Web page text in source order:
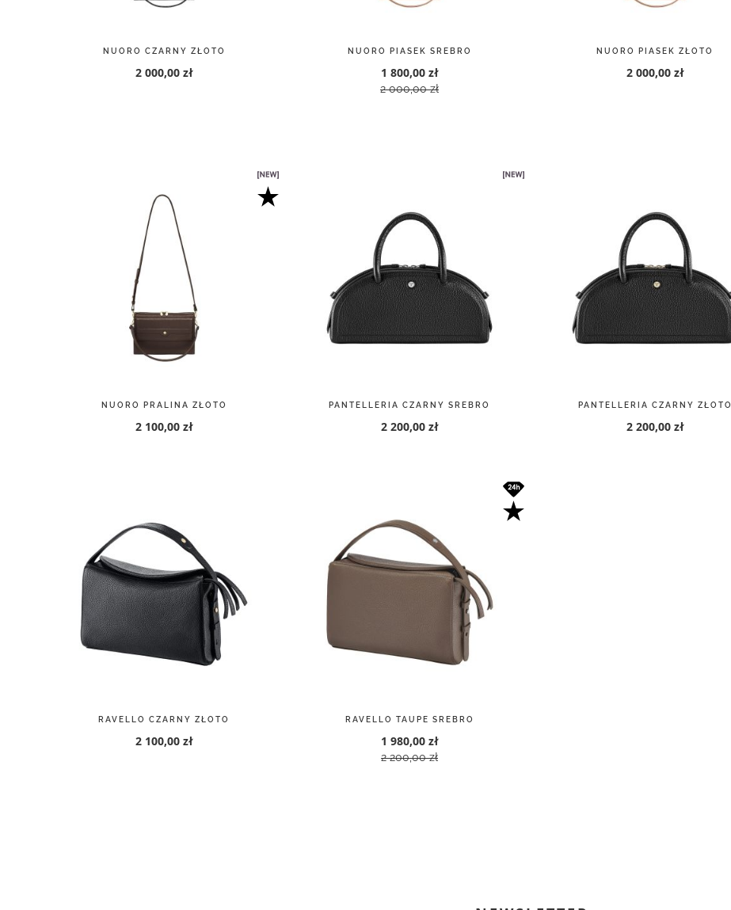
NUORO CZARNY ZŁOTO
2 000,00 zł
NUORO PIASEK SREBRO
1 800,00 zł
2 000,00 zł
NUORO PIASEK ZŁOTO
2 000,00 zł
NUORO PRALINA ZŁOTO
2 100,00 zł
PANTELLERIA CZARNY SREBRO
2 200,00 zł
PANTELLERIA CZARNY ZŁOTO
2 200,00 zł
RAVELLO CZARNY ZŁOTO
2 100,00 zł
RAVELLO TAUPE SREBRO
1 980,00 zł
2 200,00 zł